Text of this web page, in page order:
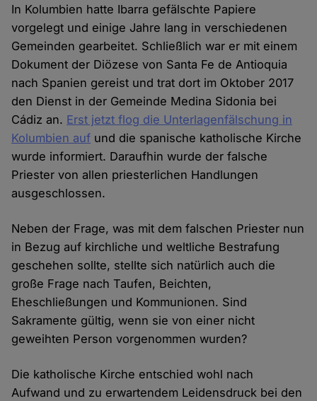
In Kolumbien hatte Ibarra gefälschte Papiere
vorgelegt und einige Jahre lang in verschiedenen
Gemeinden gearbeitet. Schließlich war er mit einem
Dokument der Diözese von Santa Fe de Antioquia
nach Spanien gereist und trat dort im Oktober 2017
den Dienst in der Gemeinde Medina Sidonia bei
Cádiz an. Erst jetzt flog die Unterlagenfälschung in
Kolumbien auf und die spanische katholische Kirche
wurde informiert. Daraufhin wurde der falsche
Priester von allen priesterlichen Handlungen
ausgeschlossen.
Neben der Frage, was mit dem falschen Priester nun
in Bezug auf kirchliche und weltliche Bestrafung
geschehen sollte, stellte sich natürlich auch die
große Frage nach Taufen, Beichten,
Eheschließungen und Kommunionen. Sind
Sakramente gültig, wenn sie von einer nicht
geweihten Person vorgenommen wurden?
Die katholische Kirche entschied wohl nach
Aufwand und zu erwartendem Leidensdruck bei den